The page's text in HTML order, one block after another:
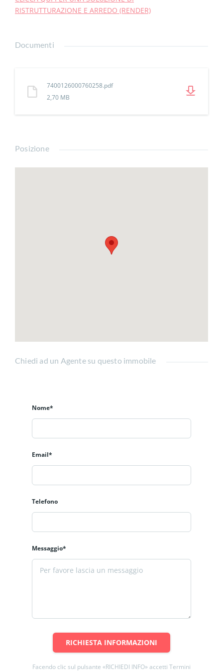
RISTRUTTURAZIONE E ARREDO (RENDER)
Documenti
7400126000760258.pdf
2,70 MB
Posizione
Chiedi ad un Agente su questo immobile
Nome*
Email*
Telefono
Messaggio*
RICHIESTA INFORMAZIONI
Facendo clic sul pulsante «RICHIEDI INFO» accetti Termini